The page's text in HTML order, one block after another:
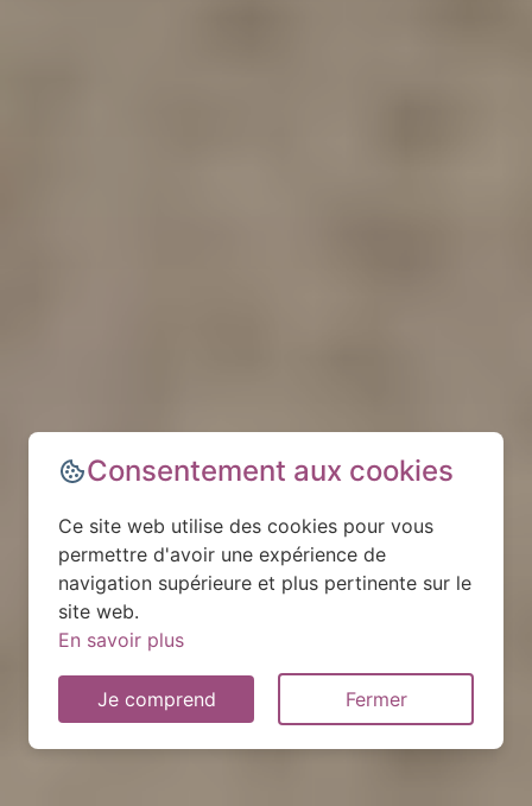
Consentement aux cookies
Ce site web utilise des cookies pour vous
permettre d'avoir une expérience de
navigation supérieure et plus pertinente sur le
site web.
En savoir plus
Je comprend Fermer